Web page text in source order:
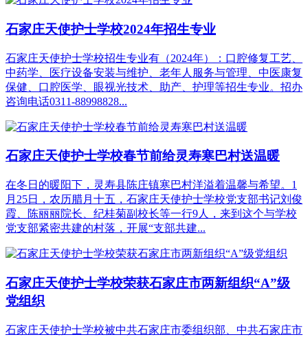
石家庄天使护士学校2024年招生专业
石家庄天使护士学校招生专业有（2024年）：口腔修复工艺、
中药学、医疗设备安装与维护、老年人服务与管理、中医康复
保健、口腔医学、眼视光技术、助产、护理等招生专业。招办
咨询电话0311-88998828...
石家庄天使护士学校春节前给灵寿寒巴村送温暖
在冬日的暖阳下，灵寿县陈庄镇寒巴村洋溢着温馨与希望。1
月25日，农历腊月十五，石家庄天使护士学校党支部书记刘俊
霞、陈丽丽院长、纪桂菊副校长等一行9人，来到这个与学校
党支部紧密共建的村落，开展“支部共建...
石家庄天使护士学校荣获石家庄市两新组织“A”级
党组织
石家庄天使护士学校被中共石家庄市委组织部、中共石家庄市